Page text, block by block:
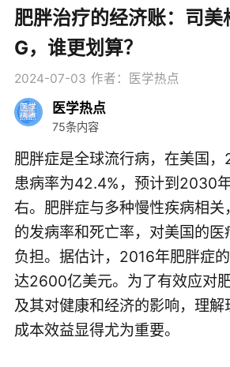
肥胖治疗的经济账：司美
G，谁更划算？
2024-07-03 作者：医学热点
医学热点
75条内容
肥胖症是全球流行病，在美国
患病率为42.4%，预计到2030
右。肥胖症与多种慢性疾病相关
的发病率和死亡率，对美国的医
负担。据估计，2016年肥胖症
达2600亿美元。为了有效应对
及其对健康和经济的影响，理解
成本效益显得尤为重要。